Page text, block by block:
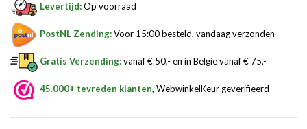
Levertijd:Op voorraad
PostNL Zending:Voor 15:00 besteld, vandaag verzonden
Gratis Verzending:vanaf € 50,- en in België vanaf € 75,-
45.000+ tevreden klanten, WebwinkelKeur geverifieerd